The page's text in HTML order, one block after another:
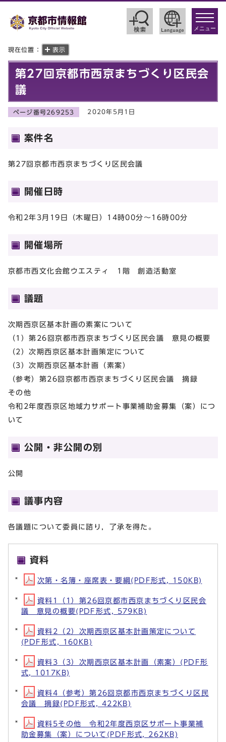
toggle
メニュー
現在位置： 表示
第27回京都市西京まちづくり区民会
議
ページ番号269253 2020年5月1日
案件名
第27回京都市西京まちづくり区民会議
開催日時
令和2年3月19日（木曜日）14時00分～16時00分
開催場所
京都市西文化会館ウエスティ 1階 創造活動室
議題
次期西京区基本計画の素案について
（1）第26回京都市西京まちづくり区民会議 意見の概要
（2）次期西京区基本計画策定について
（3）次期西京区基本計画（素案）
（参考）第26回京都市西京まちづくり区民会議 摘録
その他
令和2年度西京区地域力サポート事業補助金募集（案）につ
いて
公開・非公開の別
公開
議事内容
各議題について委員に諮り，了承を得た。
資料
次第・名簿・座席表・要綱(PDF形式, 150KB)
資料1（1）第26回京都市西京まちづくり区民会
議 意見の概要(PDF形式, 579KB)
資料2（2）次期西京区基本計画策定について
(PDF形式, 160KB)
資料3（3）次期西京区基本計画（素案）(PDF形
式, 1017KB)
資料4（参考）第26回京都市西京まちづくり区民
会議 摘録(PDF形式, 422KB)
資料5その他 令和2年度西京区サポート事業補
助金募集（案）について(PDF形式, 262KB)